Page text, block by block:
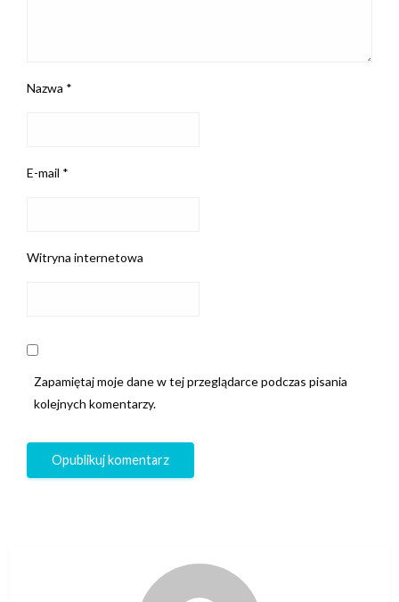
Nazwa *
E-mail *
Witryna internetowa
Zapamiętaj moje dane w tej przeglądarce podczas pisania
kolejnych komentarzy.